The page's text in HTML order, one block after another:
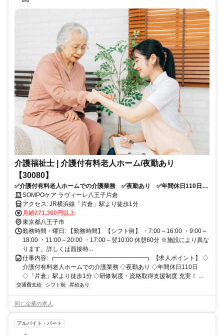
介護福祉士 | 介護付有料老人ホーム/夜勤あり
【30080】
✅介護付有料老人ホームでの介護業務 ✅夜勤あり ✅年間休日110日
✅「片倉」駅より徒歩1分 ✅研修制度・資格取得支援制度 充実！ ✅応
募条件：介護系資格をお持ちの方
SOMPOケア ラヴィーレ八王子片倉
アクセス: JR横浜線「片倉」駅より徒歩1分
月給271,300円以上
東京都八王子市
勤務時間・曜日: 【勤務時間】 【シフト例】 ・7:00～16:00 ・9:00～
18:00 ・11:00～20:00 ・17:00～翌10:00 休憩60分 ※施設により異な
ります。詳しくは面接時...
仕事内容: ┏━━━━━━━━━━━━━━━┓ 【求人ポイント】 ◇
介護付有料老人ホームでの介護業務 ◇夜勤あり ◇年間休日110日
◇「片倉」駅より徒歩1分 ◇研修制度・資格取得支援制度 充実！ ...
交通費支給 シフト制 昇給あり
同じ企業の求人
アルバイト・パート